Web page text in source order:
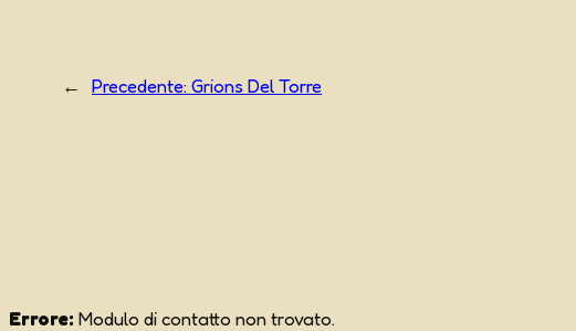
← Precedente: Grions Del Torre
Errore: Modulo di contatto non trovato.